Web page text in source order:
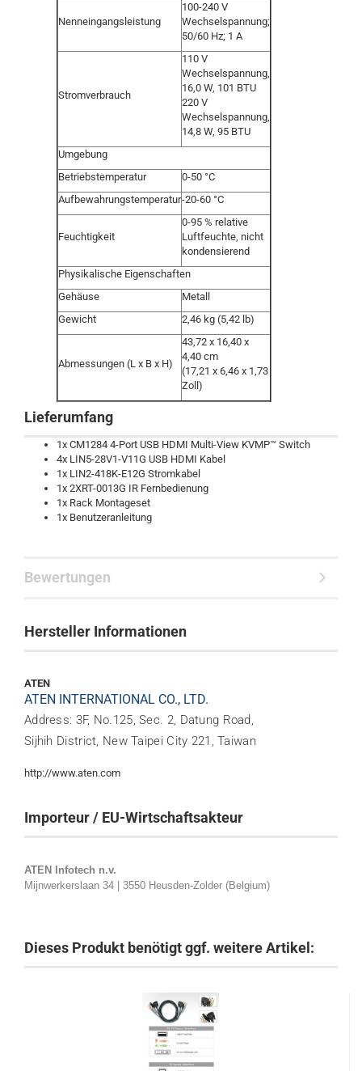
Nenneingangsleistung
100-240 V
Wechselspannung;
50/60 Hz; 1 A
Stromverbrauch
110 V
Wechselspannung,
16,0 W, 101 BTU
220 V
Wechselspannung,
14,8 W, 95 BTU
Umgebung
Betriebstemperatur
0-50 °C
Aufbewahrungstemperatur-20-60 °C
Feuchtigkeit
0-95 % relative
Luftfeuchte, nicht
kondensierend
Physikalische Eigenschaften
Gehäuse
Metall
Gewicht
2,46 kg (5,42 lb)
Abmessungen (L x B x H)
43,72 x 16,40 x
4,40 cm
(17,21 x 6,46 x 1,73
Zoll)
Lieferumfang
1x CM1284 4-Port USB HDMI Multi-View KVMP™ Switch
4x LIN5-28V1-V11G USB HDMI Kabel
1x LIN2-418K-E12G Stromkabel
1x 2XRT-0013G IR Fernbedienung
1x Rack Montageset
1x Benutzeranleitung
Bewertungen
Hersteller Informationen
ATEN
ATEN INTERNATIONAL CO., LTD.
Address: 3F, No.125, Sec. 2, Datung Road,
Sijhih District, New Taipei City 221, Taiwan
http://www.aten.com
Importeur / EU-Wirtschaftsakteur
ATEN Infotech n.v.
Mijnwerkerslaan 34 | 3550 Heusden-Zolder (Belgium)
Dieses Produkt benötigt ggf. weitere Artikel: